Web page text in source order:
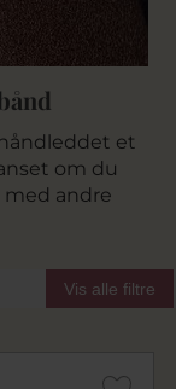
et
om du
andre
du Pandora
og fine
Vis alle filtre